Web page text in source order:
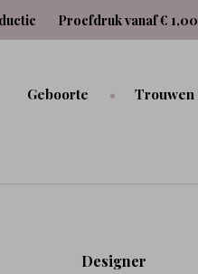
Proefdruk vanaf € 1,00
Geboorte Trouwen
Designer